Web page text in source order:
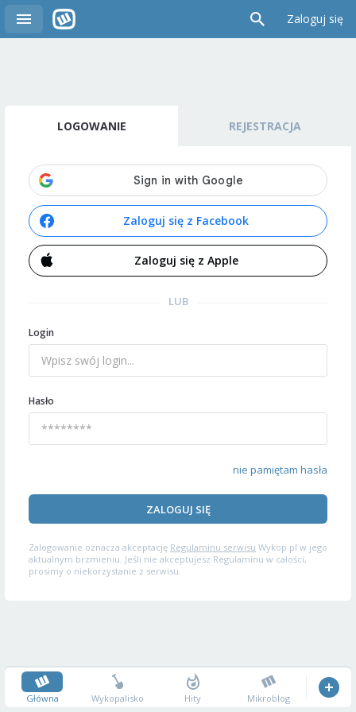
Zaloguj się
LOGOWANIE REJESTRACJA
Zaloguj się z Facebook
Zaloguj się z Apple
LUB
Login
Hasło
nie pamiętam hasła
ZALOGUJ SIĘ
Zalogowanie oznacza akceptację Regulaminu serwisu Wykop.pl w jego
aktualnym brzmieniu. Jeśli nie akceptujesz Regulaminu w całości,
prosimy o niekorzystanie z serwisu.
Główna Wykopalisko Hity Mikroblog